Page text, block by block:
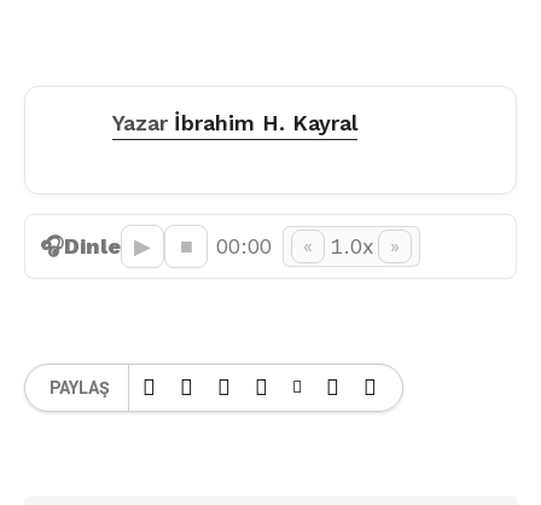
Yazar İbrahim H. Kayral
🎧Dinle ▶︎ ■ 00:00 « 1.0x »
PAYLAŞ